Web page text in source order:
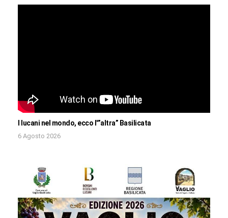
I lucani nel mondo, ecco l'”altra” Basilicata
6 Agosto 2026